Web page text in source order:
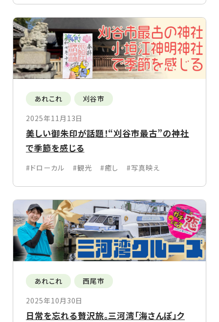
あれこれ
刈谷市
2025年11月13日
美しい御朱印が話題！“刈谷市最古”の神社
で季節を感じる
#ドローカル #観光 #癒し #写真映え
あれこれ
西尾市
2025年10月30日
日常を忘れる贅沢旅。三河湾「海さんぽ」ク